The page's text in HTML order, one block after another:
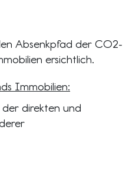
Absenkpfad der CO2-
ersichtlich.
Immobilien:
der direkten und